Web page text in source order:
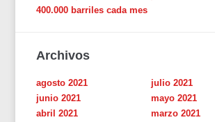
400.000 barriles cada mes
Archivos
agosto 2021
julio 2021
junio 2021
mayo 2021
abril 2021
marzo 2021